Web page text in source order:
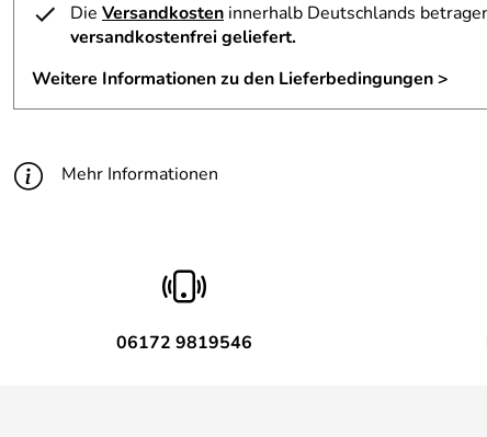
Die Versandkosten innerhalb Deutschlands
versandkostenfrei geliefert.
Weitere Informationen zu den Lieferbedingungen >
Mehr Informationen
06172 9819546